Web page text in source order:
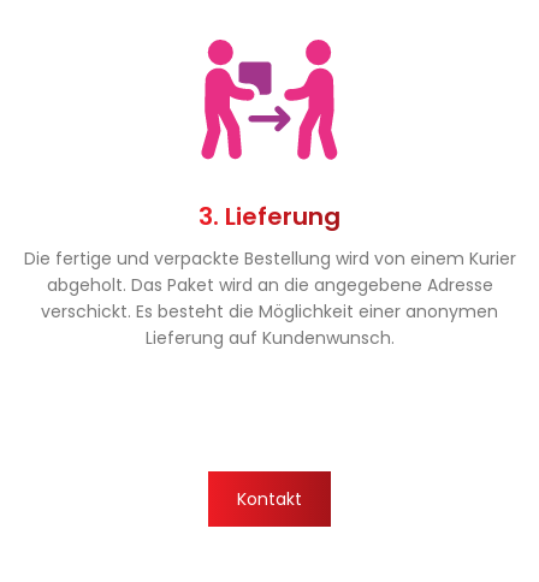
3. Lieferung
Die fertige und verpackte Bestellung wird von einem Kurier
abgeholt. Das Paket wird an die angegebene Adresse
verschickt. Es besteht die Möglichkeit einer anonymen
Lieferung auf Kundenwunsch.
Kontakt